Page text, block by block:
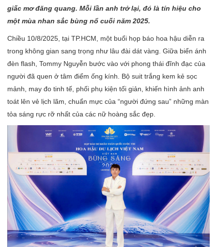
giấc mơ đăng quang. Mỗi lần anh trở lại, đó là tín hiệu cho
một mùa nhan sắc bùng nổ cuối năm 2025.
Chiều 10/8/2025, tại TP.HCM, một buổi họp báo hoa hậu diễn ra
trong không gian sang trọng như lâu đài dát vàng. Giữa biển ánh
đèn flash, Tommy Nguyễn bước vào với phong thái đĩnh đạc của
người đã quen ở tâm điểm ống kính. Bộ suit trắng kem kẻ sọc
mảnh, may đo tinh tế, phối phụ kiện tối giản, khiến hình ảnh anh
toát lên vẻ lịch lãm, chuẩn mực của “người đứng sau” những màn
tỏa sáng rực rỡ nhất của các nữ hoàng sắc đẹp.